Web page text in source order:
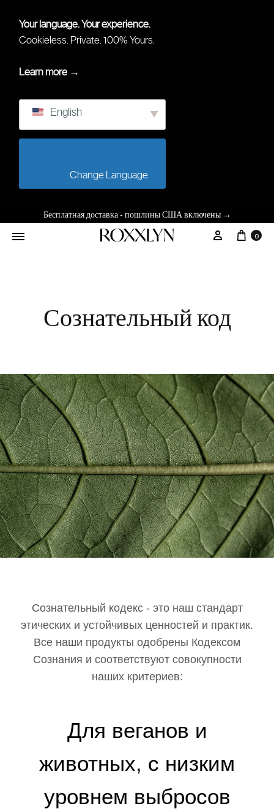
Your language. Your experience.
Cookieless. Private. 100% Yours.
Learn more →
English
Бесплатная доставка - пошлины США включены →
0
Сознательный код
Сознательный кодекс - это наш стандарт
этических и устойчивых ценностей и практик.
Все наши продукты одобрены Кодексом
Сознания и соответствуют совокупности
наших критериев:
Для веганов и
животных, с низким
уровнем выбросов